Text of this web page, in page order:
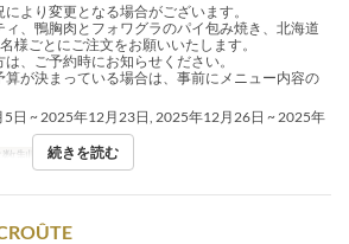
より変更となる場合がございます。
ィ、鴨胸肉とフォワグラのパイ包み焼き、北海道
様ごとにご注文をお願いいたします。
、ご予約時にお知らせください。
算が決まっている場合は、事前にメニュー内容の
日 ~ 2025年12月23日, 2025年12月26日 ~ 2025年
制限 1 ~ 4
続きを読む